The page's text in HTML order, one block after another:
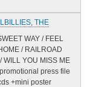
THE
WAY / FEEL
/ RAILROAD
WILL YOU MISS ME
press file
+mini poster